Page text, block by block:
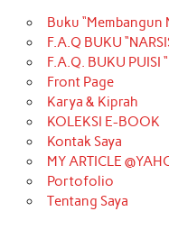
Buku “Membangun
F.A.Q BUKU
F.A.Q. BUKU PUISI
Front Page
Karya & Kiprah
KOLEKSI E-BOOK
Kontak Saya
MY ARTICLE
Portofolio
Tentang Saya